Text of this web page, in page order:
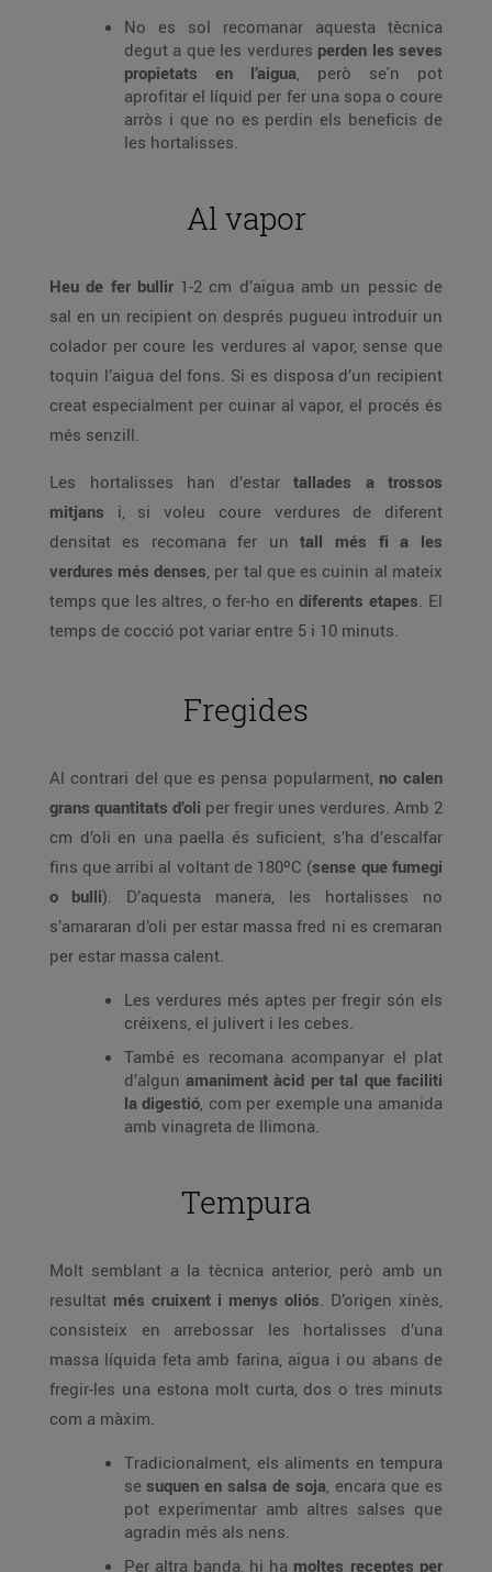
No es sol recomanar aquesta tècnica
degut a que les verdures perden les seves
propietats en l’aigua, però se'n pot
aprofitar el líquid per fer una sopa o coure
arròs i que no es perdin els beneficis de
les hortalisses.
Al vapor
Heu de fer bullir 1-2 cm d’aigua amb un pessic de
sal en un recipient on després pugueu introduir un
colador per coure les verdures al vapor, sense que
toquin l’aigua del fons. Si es disposa d’un recipient
creat especialment per cuinar al vapor, el procés és
més senzill.
Les hortalisses han d’estar tallades a trossos
mitjans i, si voleu coure verdures de diferent
densitat es recomana fer un tall més fi a les
verdures més denses, per tal que es cuinin al mateix
temps que les altres, o fer-ho en diferents etapes. El
temps de cocció pot variar entre 5 i 10 minuts.
Fregides
Al contrari del que es pensa popularment, no calen
grans quantitats d’oli per fregir unes verdures. Amb 2
cm d’oli en una paella és suficient, s’ha d’escalfar
fins que arribi al voltant de 180ºC (sense que fumegi
o bulli). D’aquesta manera, les hortalisses no
s’amararan d’oli per estar massa fred ni es cremaran
per estar massa calent.
Les verdures més aptes per fregir són els
créixens, el julivert i les cebes.
També es recomana acompanyar el plat
d’algun amaniment àcid per tal que faciliti
la digestió, com per exemple una amanida
amb vinagreta de llimona.
Tempura
Molt semblant a la tècnica anterior, però amb un
resultat més cruixent i menys oliós. D’origen xinès,
consisteix en arrebossar les hortalisses d’una
massa líquida feta amb farina, aigua i ou abans de
fregir-les una estona molt curta, dos o tres minuts
com a màxim.
Tradicionalment, els aliments en tempura
se suquen en salsa de soja, encara que es
pot experimentar amb altres salses que
agradin més als nens.
Per altra banda, hi ha moltes receptes per